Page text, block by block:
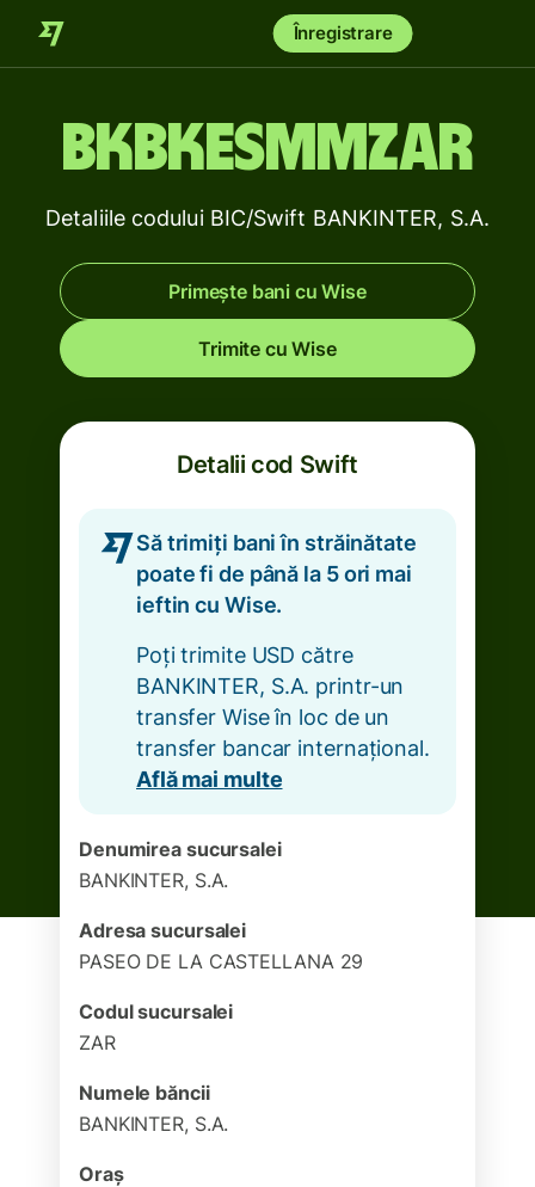
Înregistrare
BKBKESMMZAR
Detaliile codului BIC/Swift BANKINTER, S.A.
Primește bani cu Wise
Trimite cu Wise
Detalii cod Swift
Să trimiți bani în străinătate
poate fi de până la 5 ori mai
ieftin cu Wise.
Poți trimite USD către
BANKINTER, S.A. printr-un
transfer Wise în loc de un
transfer bancar internațional.
Află mai multe
Denumirea sucursalei
BANKINTER, S.A.
Adresa sucursalei
PASEO DE LA CASTELLANA 29
Codul sucursalei
ZAR
Numele băncii
BANKINTER, S.A.
Oraș